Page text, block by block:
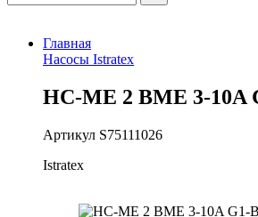
Главная
Насосы Istratex
HC-ME 2 BME 3-10A
Артикул S75111026
Istratex